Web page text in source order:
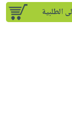
الطلبية